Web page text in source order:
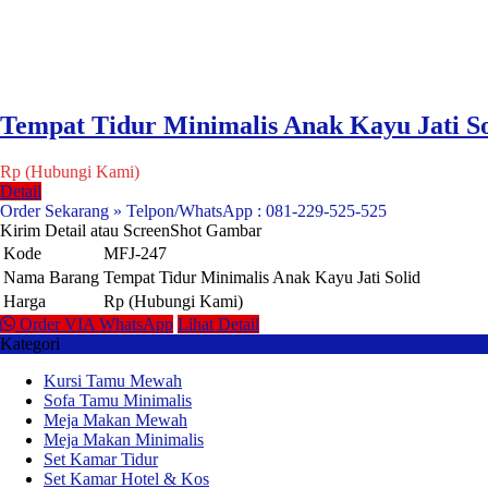
Tempat Tidur Minimalis Anak Kayu Jati
Rp (Hubungi Kami)
Detail
Order Sekarang » Telpon/WhatsApp : 081-229-525-525
Kirim Detail atau ScreenShot Gambar
Kode
MFJ-247
Nama Barang Tempat Tidur Minimalis Anak Kayu Jati Solid
Harga
Rp (Hubungi Kami)
Order VIA WhatsApp Lihat Detail
Kategori
Kursi Tamu Mewah
Sofa Tamu Minimalis
Meja Makan Mewah
Meja Makan Minimalis
Set Kamar Tidur
Set Kamar Hotel & Kos